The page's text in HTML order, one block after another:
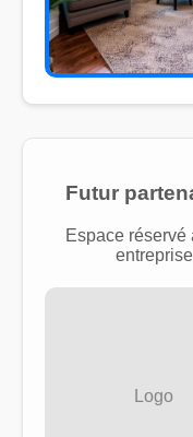
Futur
Espace réservé
entreprise
Logo